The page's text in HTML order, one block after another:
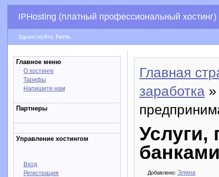
IPHosting (платный профессиональный хостинг)
Здравствуйте, Гость
Главное меню
О хостинге
Тарифы
Напишите нам
Партнеры
Управление хостингом
Вход
Регистрация
Главная
заработка
Услуги,
Добавлено: Элина